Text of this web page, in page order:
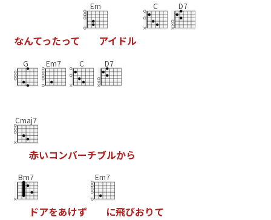
なんてったって
Em
アイ ドル
C D7
G Em7 C D7
Cmaj7
赤いコンバーチブルから
Bm7
ドアをあけず
Em7
に飛びおりて